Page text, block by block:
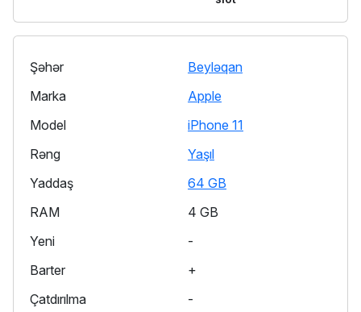
Şəhər
Beyləqan
Marka
Apple
Model
iPhone 11
Rəng
Yaşıl
Yaddaş
64 GB
RAM
4 GB
Yeni
-
Barter
+
Çatdırılma
-